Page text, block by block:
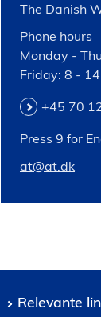
The Danish
Phone hours
Monday -
Friday: 8 - 14
+45 70
Press 9 for
at@at.dk
Relevante